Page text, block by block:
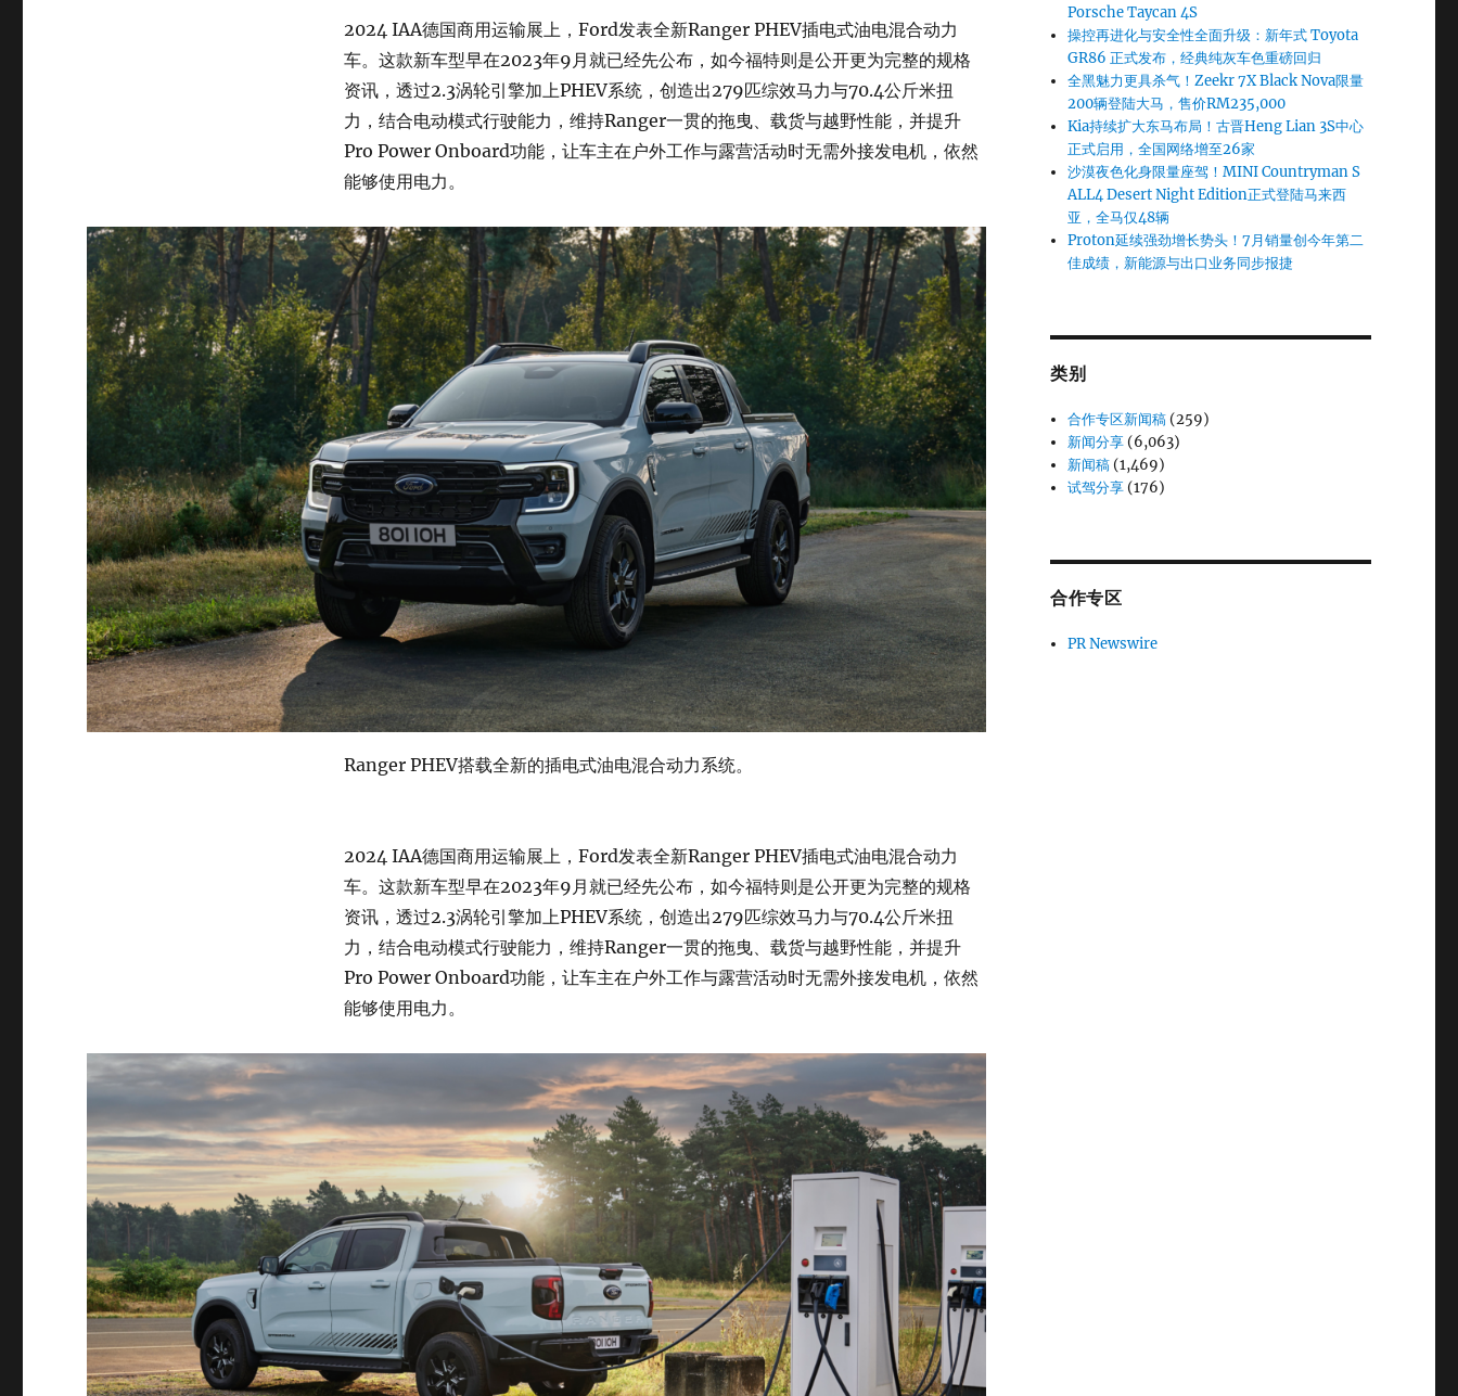
2024 IAA德国商用运输展上，Ford发表全新Ranger PHEV插电式油电混合动力
车。这款新车型早在2023年9月就已经先公布，如今福特则是公开更为完整的规格
资讯，透过2.3涡轮引擎加上PHEV系统，创造出279匹综效马力与70.4公斤米扭
力，结合电动模式行驶能力，维持Ranger一贯的拖曳、载货与越野性能，并提升
Pro Power Onboard功能，让车主在户外工作与露营活动时无需外接发电机，依然
能够使用电力。
Ranger PHEV搭载全新的插电式油电混合动力系统。
2024 IAA德国商用运输展上，Ford发表全新Ranger PHEV插电式油电混合动力
车。这款新车型早在2023年9月就已经先公布，如今福特则是公开更为完整的规格
资讯，透过2.3涡轮引擎加上PHEV系统，创造出279匹综效马力与70.4公斤米扭
力，结合电动模式行驶能力，维持Ranger一贯的拖曳、载货与越野性能，并提升
Pro Power Onboard功能，让车主在户外工作与露营活动时无需外接发电机，依然
能够使用电力。
Porsche Taycan 4S
操控再进化与安全性全面升级：新年式 Toyota
GR86 正式发布，经典纯灰车色重磅回归
全黑魅力更具杀气！Zeekr 7X Black Nova限量
200辆登陆大马，售价RM235,000
Kia持续扩大东马布局！古晋Heng Lian 3S中心
正式启用，全国网络增至26家
沙漠夜色化身限量座驾！MINI Countryman S
ALL4 Desert Night Edition正式登陆马来西
亚，全马仅48辆
Proton延续强劲增长势头！7月销量创今年第二
佳成绩，新能源与出口业务同步报捷
类别
合作专区新闻稿 (259)
新闻分享 (6,063)
新闻稿 (1,469)
试驾分享 (176)
合作专区
PR Newswire